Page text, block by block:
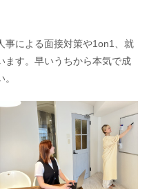
事による面接対策や1on1、就
ます。早いうちから本気で成